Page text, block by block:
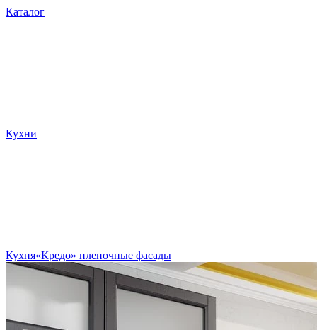
Каталог
Кухни
Кухня«Кредо» пленочные фасады